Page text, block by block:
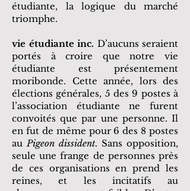
étudiante, la logique du marché
triomphe.
vie étudiante inc. D’aucuns seraient
portés à croire que notre vie
étudiante est présentement
moribonde. Cette année, lors des
élections générales, 5 des 9 postes à
l’association étudiante ne furent
convoités que par une personne. Il
en fut de même pour 6 des 8 postes
auPigeon dissident. Sans opposition,
seule une frange de personnes près
de ces organisations en prend les
reines, et les incitatifs au